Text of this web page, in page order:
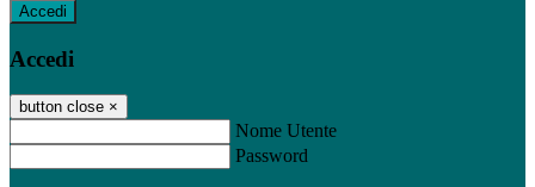
Accedi
Accedi
button close ×
Nome Utente
Password